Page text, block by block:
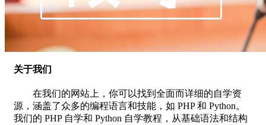
关于我们
在我们的网站上，你可以找到全面而详细的自学资
源，涵盖了众多的编程语言和技能，如 PHP 和 Python。
我们的 PHP 自学和 Python 自学教程，从基础语法和结构